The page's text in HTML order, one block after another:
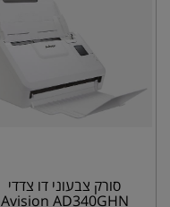
סורק צבעוני דו צדדי
Avision AD340GHN